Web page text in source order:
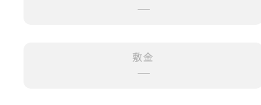
─
敷金
─